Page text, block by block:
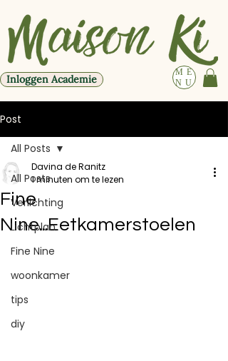
ME
NU
Inloggen Academie
Post
All Posts
Verlichting
Lichtplan
Fine Nine
woonkamer
tips
diy
All Posts
Fine
Nine...Eetkamerstoelen
Davina de Ranitz
1 minuten om te lezen